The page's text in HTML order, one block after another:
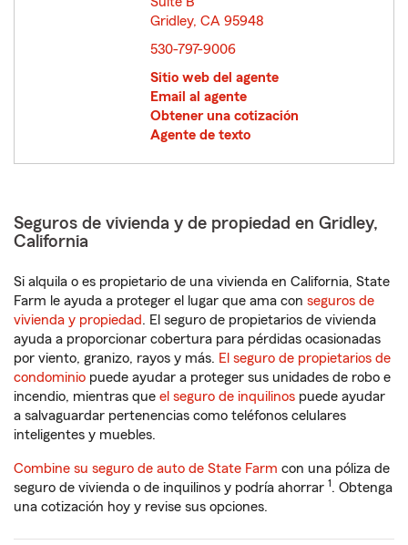
Gridley, CA 95948
530-797-9006
Sitio web del agente
Email al agente
Obtener una cotización
Agente de texto
Seguros de vivienda y de propiedad en Gridley,
California
Si alquila o es propietario de una vivienda en California, State
Farm le ayuda a proteger el lugar que ama con seguros de
vivienda y propiedad. El seguro de propietarios de vivienda
ayuda a proporcionar cobertura para pérdidas ocasionadas
por viento, granizo, rayos y más. El seguro de propietarios de
condominio puede ayudar a proteger sus unidades de robo e
incendio, mientras que el seguro de inquilinos puede ayudar
a salvaguardar pertenencias como teléfonos celulares
inteligentes y muebles.
Combine su seguro de auto de State Farm con una póliza de
seguro de vivienda o de inquilinos y podría ahorrar 1. Obtenga
una cotización hoy y revise sus opciones.